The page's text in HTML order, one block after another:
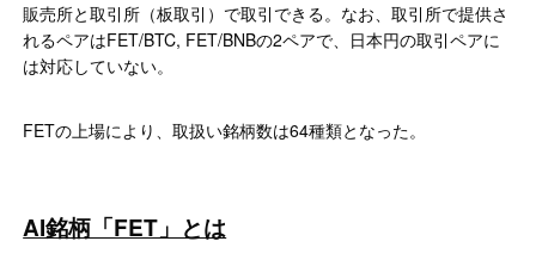
販売所と取引所（板取引）で取引できる。なお、取引所で提供さ
れるペアはFET/BTC, FET/BNBの2ペアで、日本円の取引ペアに
は対応していない。
FETの上場により、取扱い銘柄数は64種類となった。
AI銘柄「FET」とは